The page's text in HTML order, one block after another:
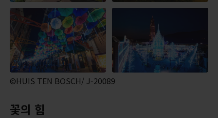
©HUIS TEN BOSCH/ J-20089
꽃의 힘